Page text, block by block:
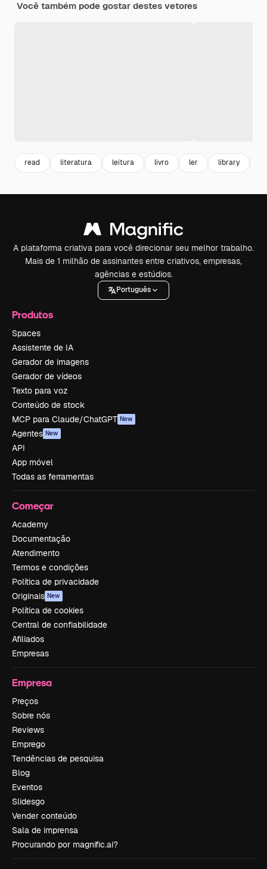
Você também pode gostar destes vetores
read literatura leitura livro ler library
A plataforma criativa para você direcionar seu melhor trabalho.
Mais de 1 milhão de assinantes entre criativos, empresas,
agências e estúdios.
Português
Produtos
Spaces
Assistente de IA
Gerador de imagens
Gerador de vídeos
Texto para voz
Conteúdo de stock
MCP para Claude/ChatGPT New
Agentes New
API
App móvel
Todas as ferramentas
Começar
Academy
Documentação
Atendimento
Termos e condições
Política de privacidade
Originais New
Política de cookies
Central de confiabilidade
Afiliados
Empresas
Empresa
Preços
Sobre nós
Reviews
Emprego
Tendências de pesquisa
Blog
Eventos
Slidesgo
Vender conteúdo
Sala de imprensa
Procurando por magnific.ai?